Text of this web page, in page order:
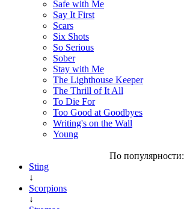
Safe with Me
Say It First
Scars
Six Shots
So Serious
Sober
Stay with Me
The Lighthouse Keeper
The Thrill of It All
To Die For
Too Good at Goodbyes
Writing's on the Wall
Young
По популярности:
Sting
↓
Scorpions
↓